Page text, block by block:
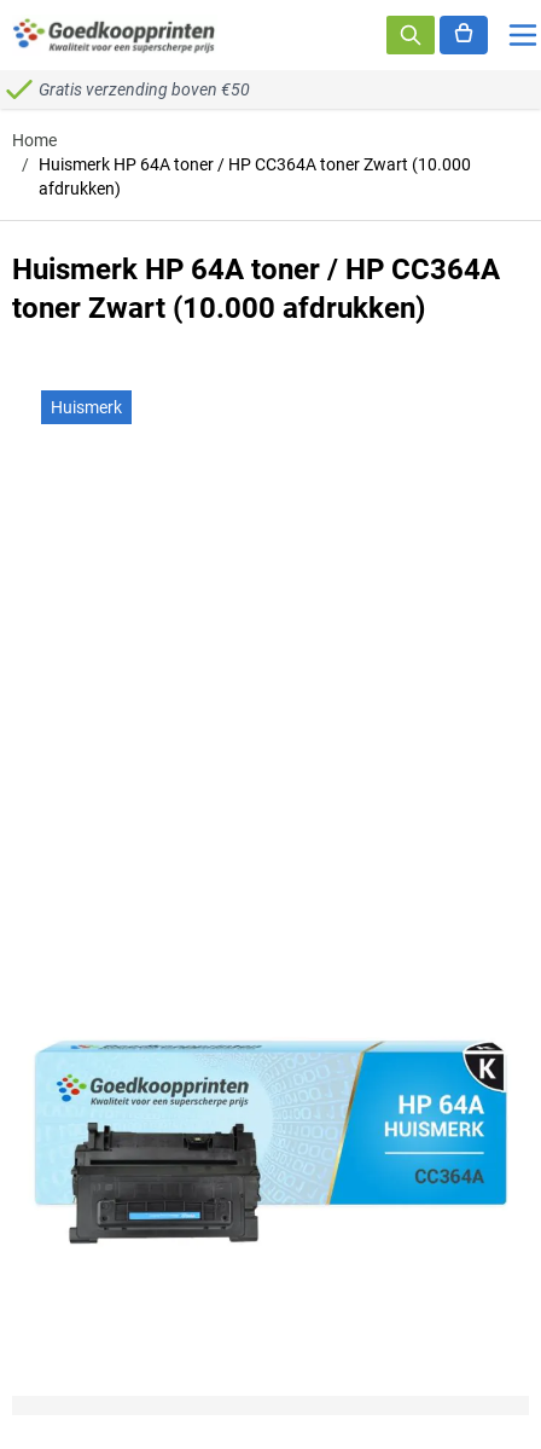
Ga naar de inhoud
Gratis verzending boven €50
Home
/ Huismerk HP 64A toner / HP CC364A toner Zwart (10.000
afdrukken)
Huismerk HP 64A toner / HP CC364A
toner Zwart (10.000 afdrukken)
Huismerk
Op voorraad